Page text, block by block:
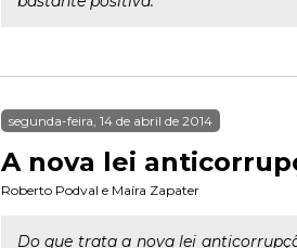
segunda-feira, 14 de abril de 2014
A nova lei
Roberto Podval e Maíra Zapater
Do que trata a nova lei